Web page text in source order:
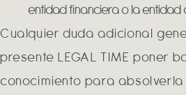
entidad financiera o la entidad
Cualquier duda adicional
presente LEGAL TIME poner
conocimiento para